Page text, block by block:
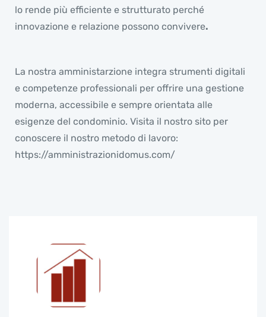
lo rende più efficiente e strutturato perché
innovazione e relazione possono convivere.
La nostra amministarzione integra strumenti digitali
e competenze professionali per offrire una gestione
moderna, accessibile e sempre orientata alle
esigenze del condominio. Visita il nostro sito per
conoscere il nostro metodo di lavoro:
https://amministrazionidomus.com/